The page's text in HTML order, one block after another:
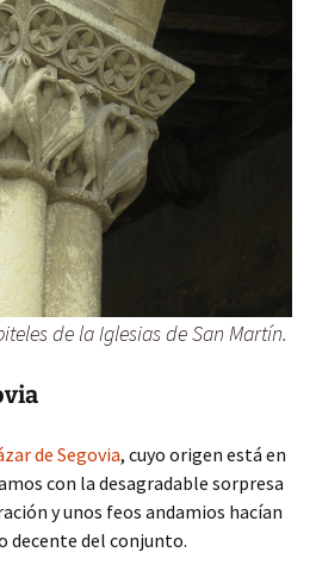
de la Iglesias de San Martín.
de Segovia, cuyo origen está en
con la desagradable sorpresa
y unos feos andamios hacían
decente del conjunto.